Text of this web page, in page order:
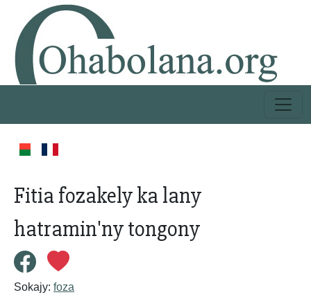
Fitia fozakely ka lany
hatramin'ny tongony
Sokajy: foza